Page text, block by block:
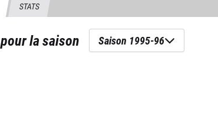
STATS
pour la saison Saison 1995-96